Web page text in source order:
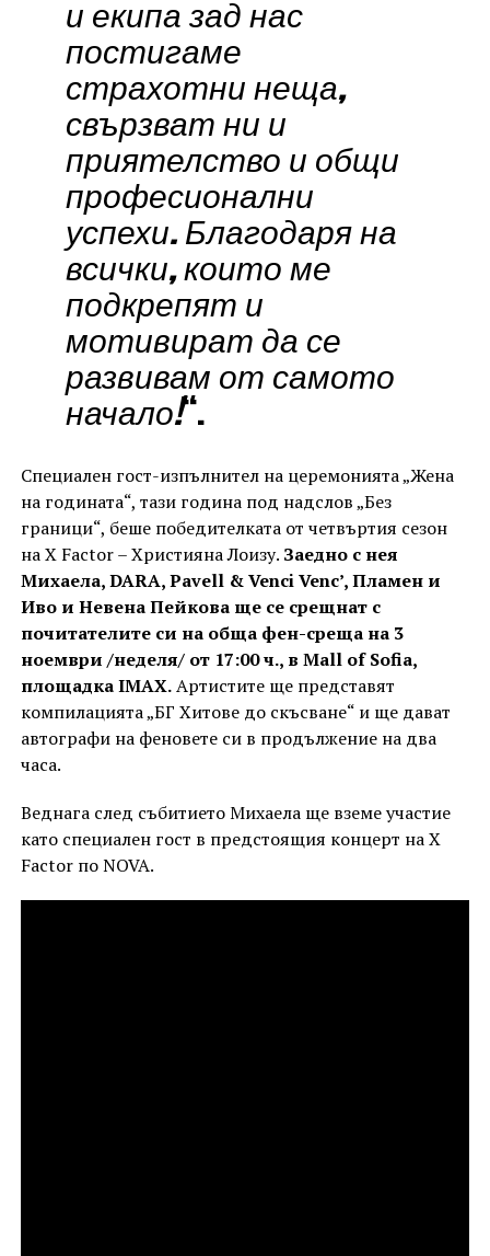
и екипа зад нас
постигаме
страхотни неща,
свързват ни и
приятелство и общи
професионални
успехи. Благодаря на
всички, които ме
подкрепят и
мотивират да се
развивам от самото
начало!“.
Специален гост-изпълнител на церемонията „Жена
на годината“, тази година под надслов „Без
граници“, беше победителката от четвъртия сезон
на X Factor – Християна Лоизу. Заедно с нея
Михаела,DARA, Pavell & Venci Venc’,Пламен и
Иво и Невена Пейкова ще се срещнат с
почитателите си на обща фен-среща на 3
ноември /неделя/ от 17:00 ч., в Mall of Sofia,
площадкаIMAX.Артистите ще представят
компилацията „БГ Хитове до скъсване“ и ще дават
автографи на феновете си в продължение на два
часа.
Веднага след събитието Михаела ще вземе участие
като специален гост в предстоящия концерт на X
Factor по NOVA.